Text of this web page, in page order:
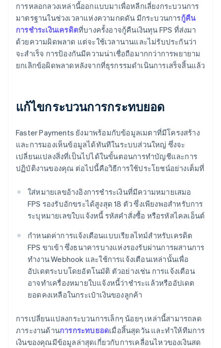
การหลอกลวงเหล่านี้ออกแบบมาเพื่อหลีกเลี่ยงกระบวนการ
มาตรฐานในช่วงเวลาแห่งความกดดัน มีกระบวนการกู้คืน
การชําระเงินเครดิตที่บางครั้งอาจกู้คืนเงินทุน FPS ที่ส่งมา
ด้วยความผิดพลาด แต่จะใช้เวลานานและไม่รับประกันว่า
จะสําเร็จ การป้องกันมีความน่าเชื่อถือมากกว่าการพยายาม
ยกเลิกข้อผิดพลาดหลังจากที่ธุรกรรมดำเนินการเสร็จสิ้นแล้ว
แก้ไขกระบวนการกระทบยอด
Faster Payments ยังมาพร้อมกับข้อมูลเมตาที่มีโครงสร้าง
และการมองเห็นข้อมูลได้ทันทีในระบบส่วนใหญ่ ซึ่งจะ
เปลี่ยนแปลงสิ่งที่เป็นไปได้ในขั้นตอนการทําบัญชีและการ
ปฏิบัติงานของคุณ ต่อไปนี้คือวิธีการใช้ประโยชน์อย่างเต็มที่
ใส่หมายเลขอ้างอิงการชําระเงินที่มีความหมายเสมอ
FPS รองรับอักขระได้สูงสุด 18 ตัว ซึ่งเพียงพอสําหรับการ
ระบุหมายเลขใบแจ้งหนี้ รหัสคําสั่งซื้อ หรือรหัสไคลเอ็นต์
กําหนดค่าการแจ้งเตือนแบบเรียลไทม์สําหรับเครดิต
FPS ขาเข้า ซึ่งธนาคารบางแห่งรองรับผ่านการผสานการ
ทํางาน Webhook และใช้การแจ้งเตือนเหล่านั้นเพื่อ
อัปเดตระบบโดยอัตโนมัติ ตัวอย่างเช่น การแจ้งเตือน
อาจทําเครื่องหมายใบแจ้งหนี้ว่าชําระแล้วหรืออัปเดต
ยอดคงเหลือในกระเป๋าเงินของลูกค้า
การเปลี่ยนแปลงกระบวนการเล็กๆ น้อยๆ เหล่านี้สามารถลด
ภาระงานด้านการกระทบยอดเมื่อสิ้นสุดวัน และทําให้ทีมการ
เงินของคุณมีข้อมูลล่าสุดเกี่ยวกับการเคลื่อนไหวของเงินสด